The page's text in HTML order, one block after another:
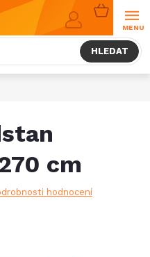
HLEDAT
NÁKUPNÍ
KOŠÍK
cm
hodnocení